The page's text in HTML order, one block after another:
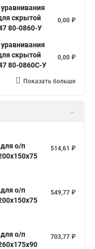
скрытой
80-0860-У
0,00 ₽
скрытой
80-0860С-У
0,00 ₽
Показать больше
о/п
514,61 ₽
о/п
549,77 ₽
о/п
703,77 ₽